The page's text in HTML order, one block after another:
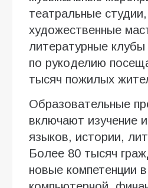
театральные студии,
художественные
литературные
по рукоделию
тысяч пожилых
Образовательные
включают изучение
языков, истории,
Более 80 тысяч
новые компетенции